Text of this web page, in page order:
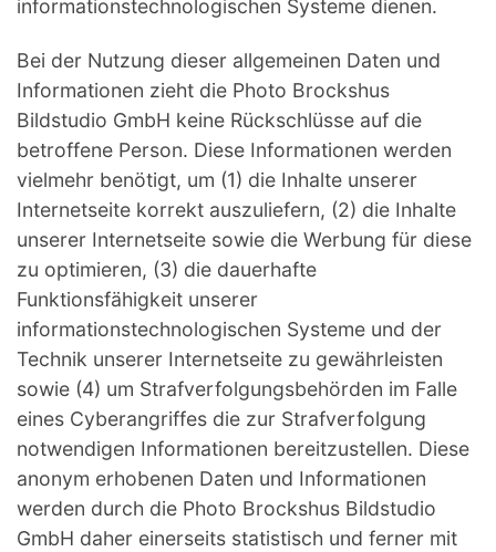
informationstechnologischen Systeme dienen.
Bei der Nutzung dieser allgemeinen Daten und
Informationen zieht die Photo Brockshus
Bildstudio GmbH keine Rückschlüsse auf die
betroffene Person. Diese Informationen werden
vielmehr benötigt, um (1) die Inhalte unserer
Internetseite korrekt auszuliefern, (2) die Inhalte
unserer Internetseite sowie die Werbung für diese
zu optimieren, (3) die dauerhafte
Funktionsfähigkeit unserer
informationstechnologischen Systeme und der
Technik unserer Internetseite zu gewährleisten
sowie (4) um Strafverfolgungsbehörden im Falle
eines Cyberangriffes die zur Strafverfolgung
notwendigen Informationen bereitzustellen. Diese
anonym erhobenen Daten und Informationen
werden durch die Photo Brockshus Bildstudio
GmbH daher einerseits statistisch und ferner mit